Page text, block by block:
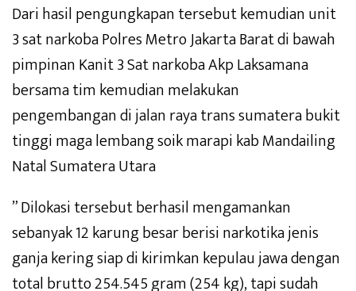
Dari hasil pengungkapan tersebut kemudian unit
3 sat narkoba Polres Metro Jakarta Barat di bawah
pimpinan Kanit 3 Sat narkoba Akp Laksamana
bersama tim kemudian melakukan
pengembangan di jalan raya trans sumatera bukit
tinggi maga lembang soik marapi kab Mandailing
Natal Sumatera Utara
” Dilokasi tersebut berhasil mengamankan
sebanyak 12 karung besar berisi narkotika jenis
ganja kering siap di kirimkan kepulau jawa dengan
total brutto 254.545 gram (254 kg), tapi sudah